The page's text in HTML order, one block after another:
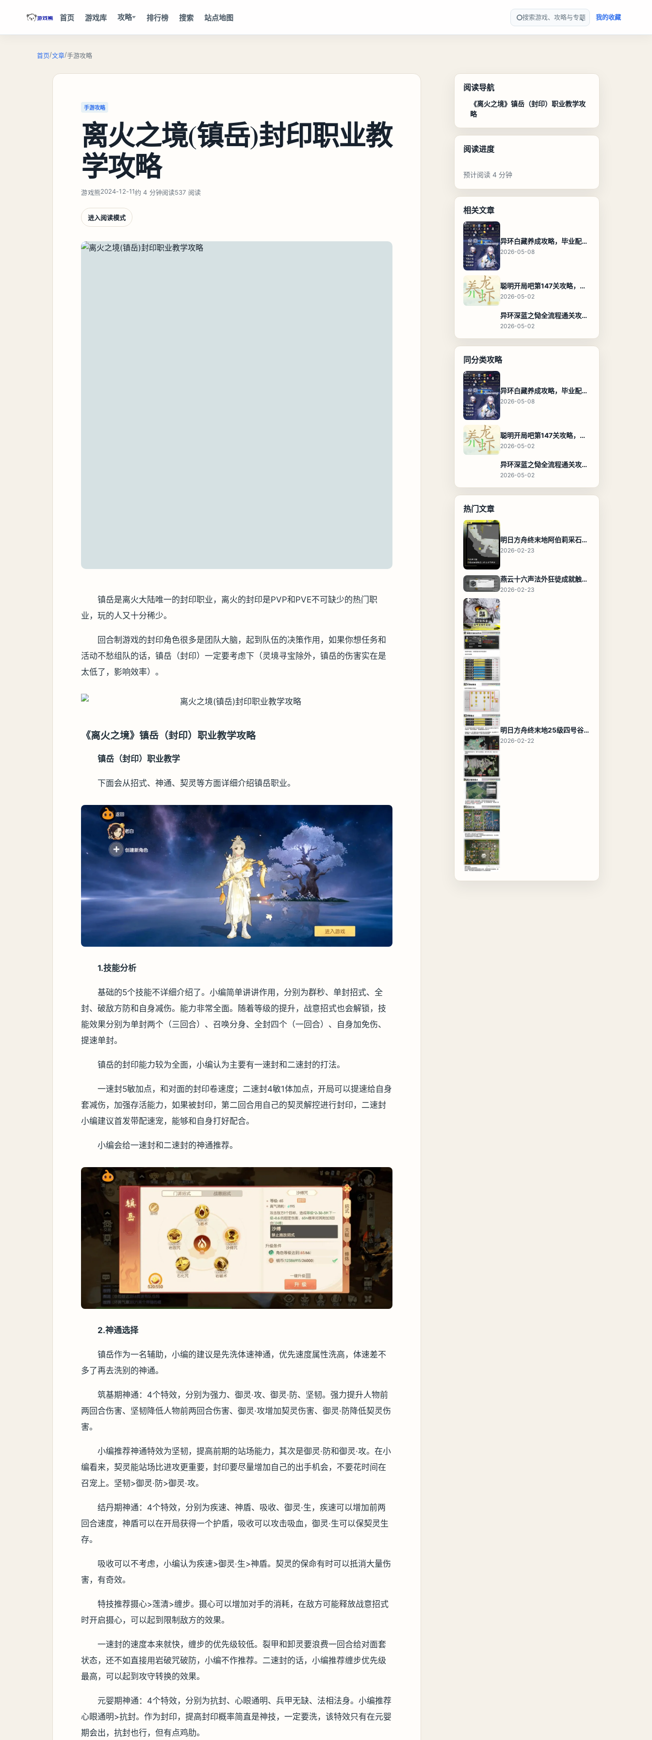
首页 游戏库 攻略 排行榜 搜索 站点地图 搜索游戏、攻略与专题 我的收藏
首页/文章/手游攻略
手游攻略
离火之境(镇岳)封印职业教
学攻略
游戏熊2024-12-11约 4 分钟阅读537 阅读
进入阅读模式
镇岳是离火大陆唯一的封印职业，离火的封印是PVP和PVE不可缺少的热门职
业，玩的人又十分稀少。
回合制游戏的封印角色很多是团队大脑，起到队伍的决策作用，如果你想任务和
活动不愁组队的话，镇岳（封印）一定要考虑下（灵境寻宝除外，镇岳的伤害实在是
太低了，影响效率）。
《离火之境》镇岳（封印）职业教学攻略
镇岳（封印）职业教学
下面会从招式、神通、契灵等方面详细介绍镇岳职业。
1.技能分析
基础的5个技能不详细介绍了。小编简单讲讲作用，分别为群秒、单封招式、全
封、破敌方防和自身减伤。能力非常全面。随着等级的提升，战意招式也会解锁，技
能效果分别为单封两个（三回合）、召唤分身、全封四个（一回合）、自身加免伤、
提速单封。
镇岳的封印能力较为全面，小编认为主要有一速封和二速封的打法。
一速封5敏加点，和对面的封印卷速度；二速封4敏1体加点，开局可以提速给自身
套减伤，加强存活能力，如果被封印，第二回合用自己的契灵解控进行封印，二速封
小编建议首发带配速宠，能够和自身打好配合。
小编会给一速封和二速封的神通推荐。
2.神通选择
镇岳作为一名辅助，小编的建议是先洗体速神通，优先速度属性洗高，体速差不
多了再去洗别的神通。
筑基期神通：4个特效，分别为强力、御灵·攻、御灵·防、坚韧。强力提升人物前
两回合伤害、坚韧降低人物前两回合伤害、御灵·攻增加契灵伤害、御灵·防降低契灵伤
害。
小编推荐神通特效为坚韧，提高前期的站场能力，其次是御灵·防和御灵·攻。在小
编看来，契灵能站场比进攻更重要，封印要尽量增加自己的出手机会，不要花时间在
召宠上。坚韧>御灵·防>御灵·攻。
结丹期神通：4个特效，分别为疾速、神盾、吸收、御灵·生，疾速可以增加前两
回合速度，神盾可以在开局获得一个护盾，吸收可以攻击吸血，御灵·生可以保契灵生
存。
吸收可以不考虑，小编认为疾速>御灵·生>神盾。契灵的保命有时可以抵消大量伤
害，有奇效。
特技推荐摄心>莲清>缠步。摄心可以增加对手的消耗，在敌方可能释放战意招式
时开启摄心，可以起到限制敌方的效果。
一速封的速度本来就快，缠步的优先级较低。裂甲和卸灵要浪费一回合给对面套
状态，还不如直接用岩破咒破防，小编不作推荐。二速封的话，小编推荐缠步优先级
最高，可以起到攻守转换的效果。
元婴期神通：4个特效，分别为抗封、心眼通明、兵甲无缺、法相法身。小编推荐
心眼通明>抗封。作为封印，提高封印概率简直是神技，一定要洗，该特效只有在元婴
期会出，抗封也行，但有点鸡肋。
阅读导航
《离火之境》镇岳（封印）职业教学攻
略
阅读进度
预计阅读 4 分钟
相关文章
异环白藏养成攻略，毕业配装、技能加点与阵容搭配保姆级解析
2026-05-08
聪明开局吧第147关攻略，养龙虾找出27个常用字通关答案
2026-05-02
异环深蓝之恸全流程通关攻略，教程与隐藏奖励
2026-05-02
同分类攻略
异环白藏养成攻略，毕业配装、技能加点与阵容搭配保姆级解析
2026-05-08
聪明开局吧第147关攻略，养龙虾找出27个常用字通关答案
2026-05-02
异环深蓝之恸全流程通关攻略，教程与隐藏奖励
2026-05-02
热门文章
明日方舟终末地阿伯莉采石场宝箱全收集攻略，全点位分布图与路线
2026-02-23
燕云十六声法外狂徒成就触发条件与通关攻略
2026-02-23
明日方舟终末地25级四号谷地基地蓝图，高效布局规划
2026-02-22